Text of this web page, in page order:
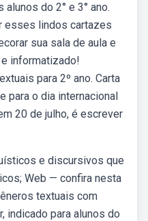
do 2° e 3° ano.
esses lindos cartazes
sua sala de aula e
informatizado!
para 2º ano. Carta
para o dia internacional
20 de julho, é escrever
e discursivos que
Web — confira nesta
textuais com
indicado para alunos do